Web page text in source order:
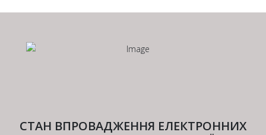
СТАН ВПРОВАДЖЕННЯ ЕЛЕКТРОННИХ